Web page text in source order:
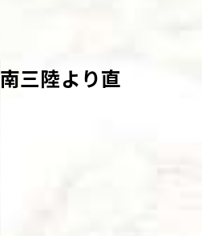
南三陸より直